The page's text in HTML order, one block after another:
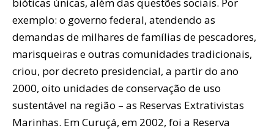
exemplo: o governo federal, atendendo as
demandas de milhares de famílias de pescadores,
marisqueiras e outras comunidades tradicionais,
criou, por decreto presidencial, a partir do ano
2000, oito unidades de conservação de uso
sustentável na região – as Reservas Extrativistas
Marinhas. Em Curuçá, em 2002, foi a Reserva